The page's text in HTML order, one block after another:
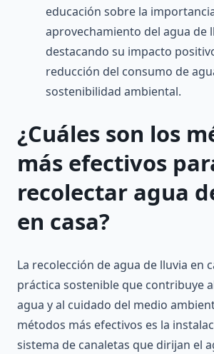
educación sobre la
aprovechamiento del agua de
destacando su impacto
reducción del consumo de
sostenibilidad ambiental.
¿Cuáles son los
más efectivos
recolectar agua
en casa?
La recolección de agua de lluvia en
práctica sostenible que contribuye
agua y al cuidado del medio
métodos más efectivos es la
sistema de canaletas que dirijan el